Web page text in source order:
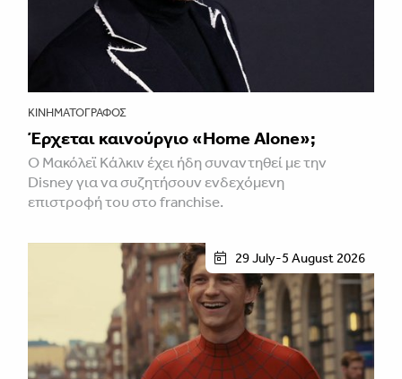
ΚΙΝΗΜΑΤΟΓΡΆΦΟΣ
Έρχεται καινούργιο «Home Alone»;
Ο Μακόλεϊ Κάλκιν έχει ήδη συναντηθεί με την
Disney για να συζητήσουν ενδεχόμενη
επιστροφή του στο franchise.
29 July-5 August 2026